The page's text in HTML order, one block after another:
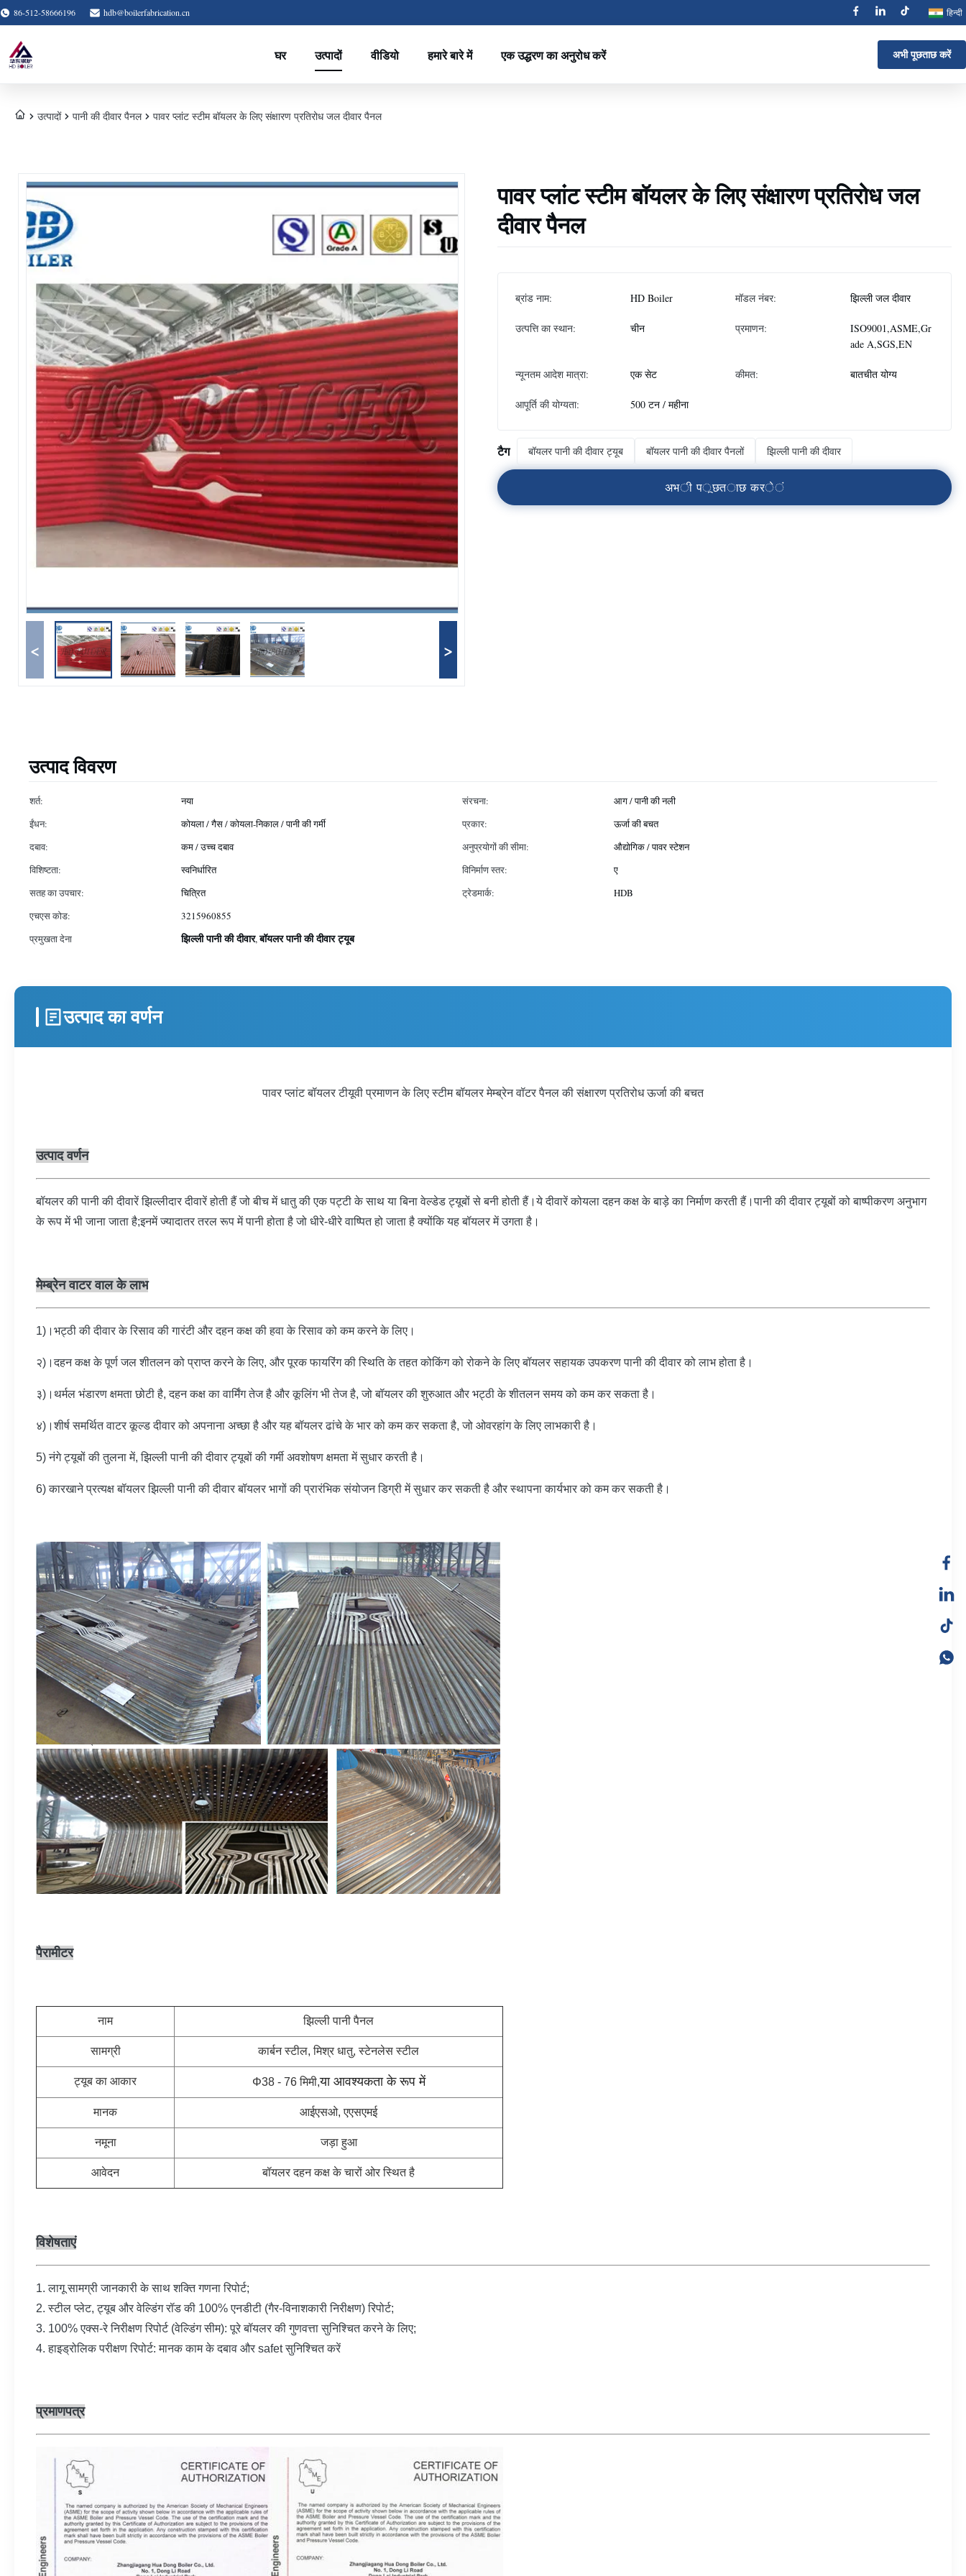
86-512-58666196 hdb@boilerfabrication.cn हिन्दी
घर उत्पादों वीडियो हमारे बारे में एक उद्धरण का अनुरोध करें अभी पूछताछ करें
उत्पादों पानी की दीवार पैनल पावर प्लांट स्टीम बॉयलर के लिए संक्षारण प्रतिरोध जल दीवार पैनल
< >
पावर प्लांट स्टीम बॉयलर के लिए संक्षारण प्रतिरोध जल
दीवार पैनल
ब्रांड नाम: HD Boiler मॉडल नंबर: झिल्ली जल दीवार
उत्पत्ति का स्थान: चीन प्रमाणन:
ISO9001,ASME,Gr
ade A,SGS,EN
न्यूनतम आदेश मात्रा: एक सेट कीमत: बातचीत योग्य
आपूर्ति की योग्यता: 500 टन / महीना
टैग बॉयलर पानी की दीवार ट्यूब बॉयलर पानी की दीवार पैनलों झिल्ली पानी की दीवार
अभी पूछताछ करें
उत्पाद विवरण
शर्त: नया संरचना:
आग / पानी की नली
ईंधन:
कोयला / गैस / कोयला-निकाल / पानी की गर्मी प्रकार:
ऊर्जा की बचत
दबाव:
कम / उच्च दबाव अनुप्रयोगों की सीमा:
औद्योगिक / पावर स्टेशन
विशिष्टता:
स्वनिर्धारित विनिर्माण स्तर:
ए
सतह का उपचार:
चित्रित ट्रेडमार्क:
HDB
एचएस कोड:
3215960855
प्रमुखता देना
झिल्ली पानी की दीवार,बॉयलर पानी की दीवार ट्यूब
उत्पाद का वर्णन
पावर प्लांट बॉयलर टीयूवी प्रमाणन के लिए स्टीम बॉयलर मेम्ब्रेन वॉटर पैनल की संक्षारण प्रतिरोध ऊर्जा की बचत
उत्पाद वर्णन
बॉयलर की पानी की दीवारें झिल्लीदार दीवारें होती हैं जो बीच में धातु की एक पट्टी के साथ या बिना वेल्डेड ट्यूबों से बनी होती हैं।ये दीवारें कोयला दहन कक्ष के बाड़े का निर्माण करती हैं।पानी की दीवार ट्यूबों को बाष्पीकरण अनुभाग
के रूप में भी जाना जाता है;इनमें ज्यादातर तरल रूप में पानी होता है जो धीरे-धीरे वाष्पित हो जाता है क्योंकि यह बॉयलर में उगता है।
मेम्ब्रेन वाटर वाल के लाभ
1)।भट्ठी की दीवार के रिसाव की गारंटी और दहन कक्ष की हवा के रिसाव को कम करने के लिए।
२)।दहन कक्ष के पूर्ण जल शीतलन को प्राप्त करने के लिए, और पूरक फायरिंग की स्थिति के तहत कोकिंग को रोकने के लिए बॉयलर सहायक उपकरण पानी की दीवार को लाभ होता है।
३)।थर्मल भंडारण क्षमता छोटी है, दहन कक्ष का वार्मिंग तेज है और कूलिंग भी तेज है, जो बॉयलर की शुरुआत और भट्ठी के शीतलन समय को कम कर सकता है।
४)।शीर्ष समर्थित वाटर कूल्ड दीवार को अपनाना अच्छा है और यह बॉयलर ढांचे के भार को कम कर सकता है, जो ओवरहांग के लिए लाभकारी है।
5) नंगे ट्यूबों की तुलना में, झिल्ली पानी की दीवार ट्यूबों की गर्मी अवशोषण क्षमता में सुधार करती है।
6) कारखाने प्रत्यक्ष बॉयलर झिल्ली पानी की दीवार बॉयलर भागों की प्रारंभिक संयोजन डिग्री में सुधार कर सकती है और स्थापना कार्यभार को कम कर सकती है।
पैरामीटर
नाम झिल्ली पानी पैनल
सामग्री कार्बन स्टील, मिश्र धातु, स्टेनलेस स्टील
ट्यूब का आकार Φ38 - 76 मिमी,या आवश्यकता के रूप में
मानक आईएसओ, एएसएमई
नमूना जड़ा हुआ
आवेदन बॉयलर दहन कक्ष के चारों ओर स्थित है
विशेषताएं
1. लागू सामग्री जानकारी के साथ शक्ति गणना रिपोर्ट;
2. स्टील प्लेट, ट्यूब और वेल्डिंग रॉड की 100% एनडीटी (गैर-विनाशकारी निरीक्षण) रिपोर्ट;
3. 100% एक्स-रे निरीक्षण रिपोर्ट (वेल्डिंग सीम): पूरे बॉयलर की गुणवत्ता सुनिश्चित करने के लिए;
4. हाइड्रोलिक परीक्षण रिपोर्ट: मानक काम के दबाव और safet सुनिश्चित करें
प्रमाणपत्र